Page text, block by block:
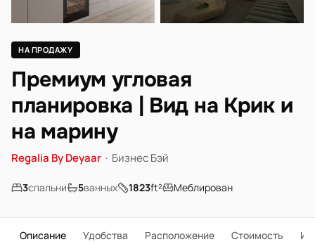
НА ПРОДАЖУ
Премиум угловая
планировка | Вид на Крик и
на марину
Regalia By Deyaar · Бизнес Бэй
3спальни 5ванных 1823ft² Меблирован
Описание Удобства Расположение Стоимость